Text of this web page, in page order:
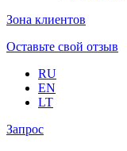
Зона клиентов
Оставьте свой отзыв
RU
EN
LT
Запрос